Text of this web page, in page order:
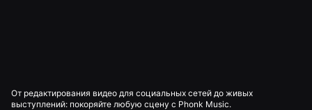
От редактирования видео для социальных сетей до живых
выступлений: покоряйте любую сцену с Phonk Music.